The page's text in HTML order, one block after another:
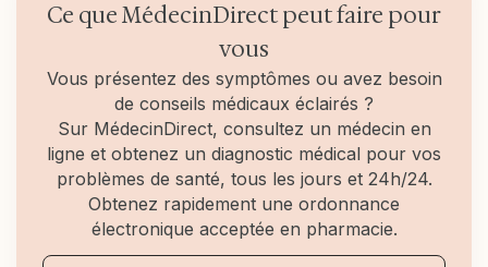
Ce que MédecinDirect peut faire pour
vous
Vous présentez des symptômes ou avez besoin
de conseils médicaux éclairés ?
Sur MédecinDirect, consultez un médecin en
ligne et obtenez un diagnostic médical pour vos
problèmes de santé, tous les jours et 24h/24.
Obtenez rapidement une ordonnance
électronique acceptée en pharmacie.